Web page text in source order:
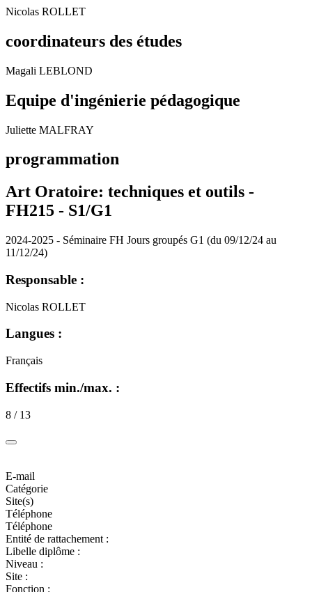
Nicolas ROLLET
coordinateurs des études
Magali LEBLOND
Equipe d'ingénierie pédagogique
Juliette MALFRAY
programmation
Art Oratoire: techniques et outils -
FH215 - S1/G1
2024-2025 - Séminaire FH Jours groupés G1 (du 09/12/24 au
11/12/24)
Responsable :
Nicolas ROLLET
Langues :
Français
Effectifs min./max. :
8 / 13
E-mail
Catégorie
Site(s)
Téléphone
Téléphone
Entité de rattachement :
Libelle diplôme :
Niveau :
Site :
Fonction :